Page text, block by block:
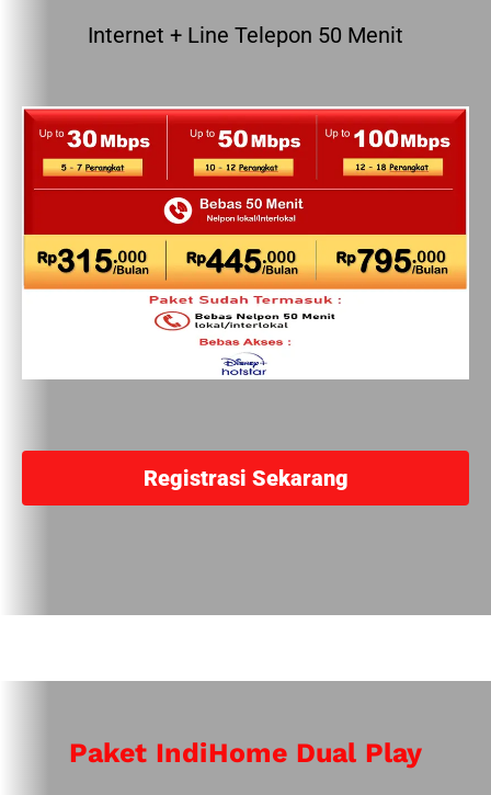
Internet + Line Telepon 50 Menit
Registrasi Sekarang
Paket IndiHome Dual Play